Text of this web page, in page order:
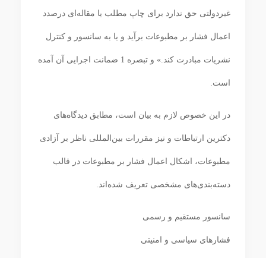
غیردولتی حق ندارد برای چاپ مطلب یا مقاله‌ای درصدد
اعمال فشار بر مطبوعات برآید و یا به سانسور و کنترل
نشریات مبادرت کند.» و تبصره 1 ضمانت اجرایی آن آمده
است.
در این خصوص لازم به بیان است، مطابق دیدگاه‌های
دکترین ارتباطات و نیز مقررات بین‌المللی ناظر بر آزادی
مطبوعات، اشکال اعمال فشار بر مطبوعات در قالب
دسته‌بندی‌های مشخصی تعریف شده‌اند.
سانسور مستقیم و رسمی
فشارهای سیاسی و امنیتی